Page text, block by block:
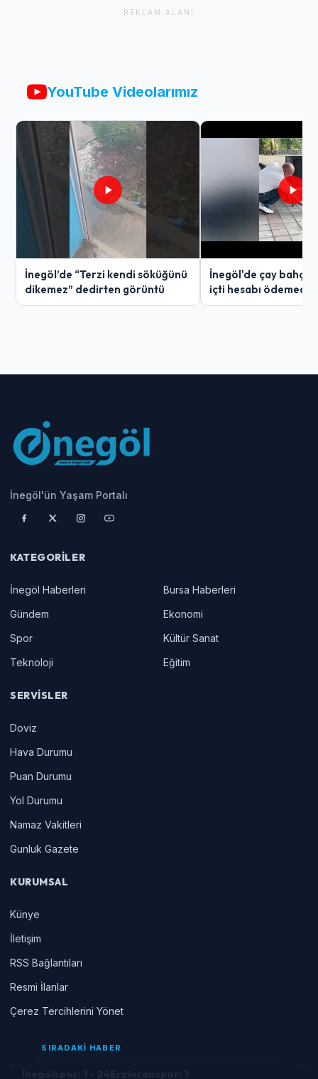
REKLAM ALANI
YouTube Videolarımız
İnegöl’de “Terzi kendi söküğünü
dikemez” dedirten görüntü
İnegöl'de çay
içti hesabı ödemedi
İnegöl'ün Yaşam Portalı
KATEGORILER
İnegöl Haberleri
Bursa Haberleri
Gündem
Ekonomi
Spor
Kültür Sanat
Teknoloji
Eğitim
SERVISLER
Doviz
Hava Durumu
Puan Durumu
Yol Durumu
Namaz Vakitleri
Gunluk Gazete
KURUMSAL
Künye
İletişim
RSS Bağlantıları
Resmi İlanlar
Çerez Tercihlerini Yönet
SIRADAKİ HABER